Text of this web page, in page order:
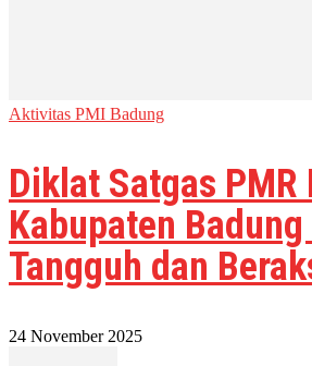
Aktivitas PMI Badung
Diklat Satgas PMR
Kabupaten
Tangguh dan
24 November 2025